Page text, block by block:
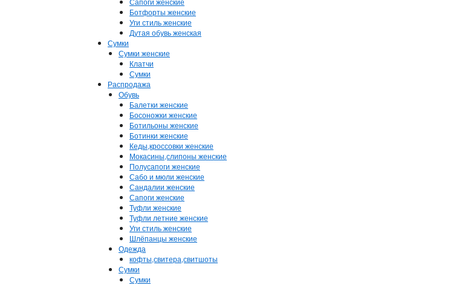
Ботфорты женские
Уги стиль женские
Дутая обувь женская
Сумки
Сумки женские
Клатчи
Сумки
Распродажа
Обувь
Балетки женские
Босоножки женские
Ботильоны женские
Ботинки женские
Кеды,кроссовки женские
Мокасины,слипоны женские
Полусапоги женские
Сабо и мюли женские
Сандалии женские
Сапоги женские
Туфли женские
Туфли летние женские
Уги стиль женские
Шлёпанцы женские
Одежда
кофты,свитера,свитшоты
Сумки
Сумки